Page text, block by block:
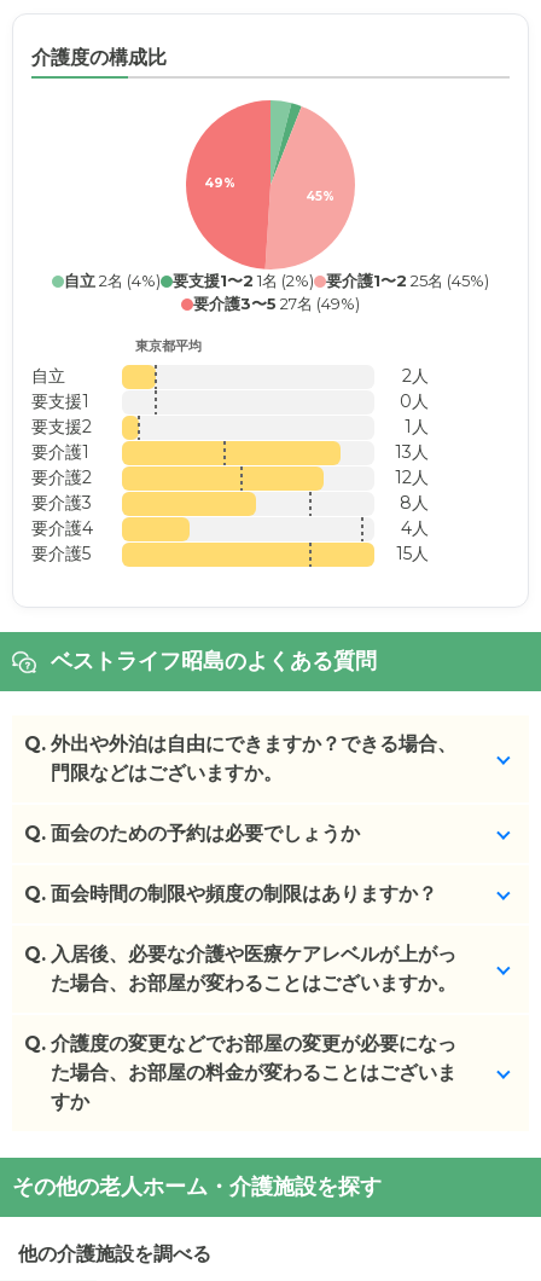
介護度の構成比
45%
49%
自立2名 (4%) 要支援1〜2 1名 (2%) 要介護1〜2 25名 (45%)
要介護3〜5 27名 (49%)
東京都平均
自立
2人
要支援1
0人
要支援2
1人
要介護1
13人
要介護2
12人
要介護3
8人
要介護4
4人
要介護5
15人
ベストライフ昭島のよくある質問
Q. 外出や外泊は自由にできますか？できる場合、
門限などはございますか。
お散歩、お買い物、外食等、原則、外出・外泊に制
9:00～18:00の事務所稼働時間外の対応は、時間を
(回答者: 施設担当者,回答日: 2024/02/26)
Q. 面会のための予約は必要でしょうか
予約不要です。
(回答者: 施設担当者,回答日: 2024/02/26)
Q. 面会時間の制限や頻度の制限はありますか？
特に制限はありませんが、9:00～18:00の時間内で
お願いしております。
(回答者: 施設担当者,回答日: 2024/02/26)
Q. 入居後、必要な介護や医療ケアレベルが上がっ
た場合、お部屋が変わることはございますか。
基本的にはございませんが、お身体状況の変化によ
りそのお部屋での介護が不可能と事業者が判断した
場合、一定の観察期間を設け、医師の意見を聴いた
と、住み替えていただく場合があります。
Q. 介護度の変更などでお部屋の変更が必要になっ
た場合、お部屋の料金が変わることはございま
すか
追加費用は発生しません。
ご入居様のご要望によりお部屋を変更する場合は、
費用が発生します。
(回答者: 施設担当者,回答日: 2024/02/26)
その他の老人ホーム・介護施設を探す
他の介護施設を調べる